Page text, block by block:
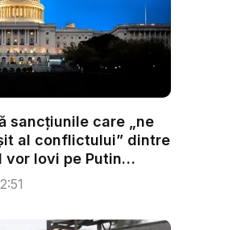
sancțiunile care „ne
al conflictului” dintre
vor lovi pe Putin